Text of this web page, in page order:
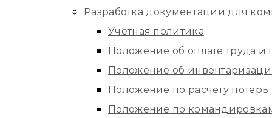
Разработка документации для
Учетная политика
Положение об оплате труда
Положение об
Положение по расчету
Положение по